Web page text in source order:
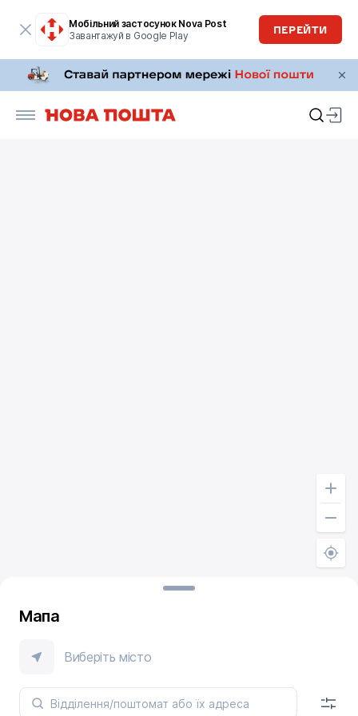
Мобільний застосунок Nova Post
Завантажуй в Google Play
ПЕРЕЙТИ
Мапа
Виберіть місто